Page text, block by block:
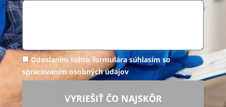
Odoslaním tohto formulára súhlasím so
spracovaním osobných údajov
VYRIEŠIŤ ČO NAJSKÔR